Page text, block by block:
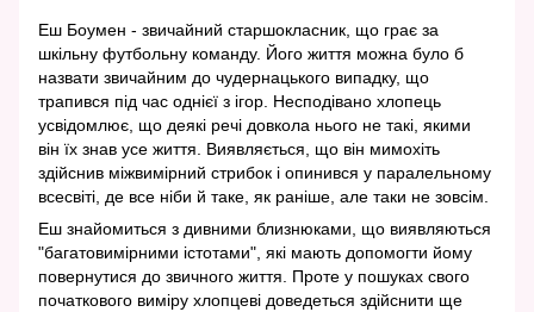
Еш Боумен - звичайний старшокласник, що грає за
шкільну футбольну команду. Його життя можна було б
назвати звичайним до чудернацького випадку, що
трапився під час однієї з ігор. Несподівано хлопець
усвідомлює, що деякі речі довкола нього не такі, якими
він їх знав усе життя. Виявляється, що він мимохіть
здійснив міжвимірний стрибок і опинився у паралельному
всесвіті, де все ніби й таке, як раніше, але таки не зовсім.
Еш знайомиться з дивними близнюками, що виявляються
"багатовимірними істотами", які мають допомогти йому
повернутися до звичного життя. Проте у пошуках свого
початкового виміру хлопцеві доведеться здійснити ще